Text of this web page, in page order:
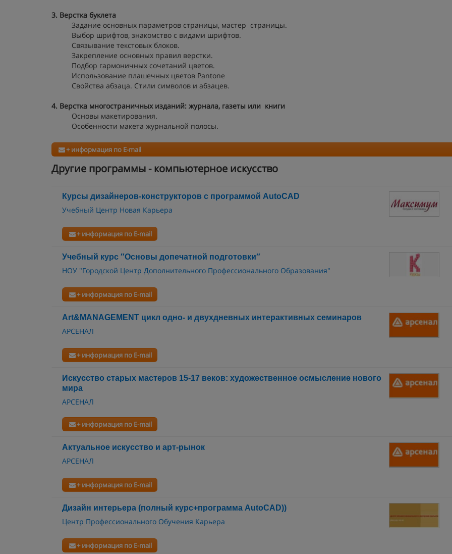
3. Верстка буклета
Задание основных параметров страницы, мастер страницы.
Выбор шрифтов, знакомство с видами шрифтов.
Связывание текстовых блоков.
Закрепление основных правил верстки.
Подбор гармоничных сочетаний цветов.
Использование плашечных цветов Pantone
Свойства абзаца. Стили символов и абзацев.
4. Верстка многостраничных изданий: журнала, газеты или книги
Основы макетирования.
Особенности макета журнальной полосы.
+ информация по E-mail
Другие программы - компьютерное искусство
Курсы дизайнеров-конструкторов с программой AutoCAD
Учебный Центр Новая Карьера
+ информация по E-mail
Учебный курс ″Основы допечатной подготовки″
НОУ "Городской Центр Дополнительного Профессионального Образования"
+ информация по E-mail
Art&MANAGEMENT цикл одно- и двухдневных интерактивных семинаров
АРСЕНАЛ
+ информация по E-mail
Искусство старых мастеров 15-17 веков: художественное осмысление нового
мира
АРСЕНАЛ
+ информация по E-mail
Актуальное искусство и арт-рынок
АРСЕНАЛ
+ информация по E-mail
Дизайн интерьера (полный курс+программа AutoCAD))
Центр Профессионального Обучения Карьера
+ информация по E-mail